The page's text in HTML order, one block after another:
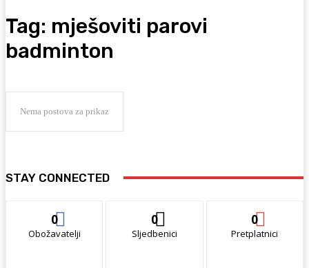
Tag: mješoviti parovi
badminton
Nema postova za prikaz
STAY CONNECTED
0
Obožavatelji
0
Sljedbenici
0
Pretplatnici